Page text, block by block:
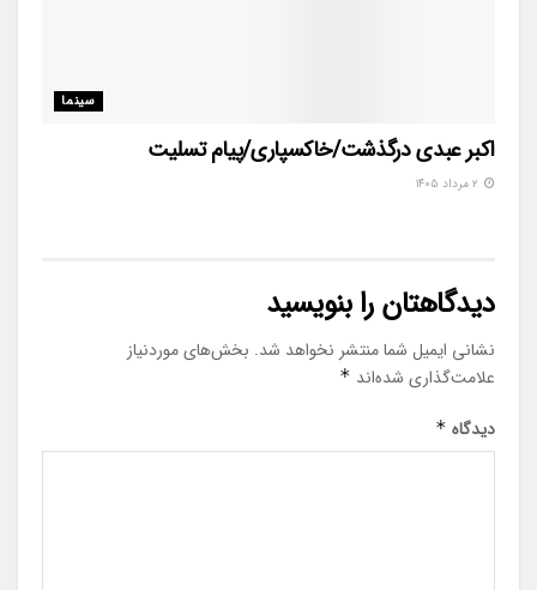
سینما
اکبر عبدی درگذشت/خاکسپاری/پیام تسلیت
دیدگاهتان را بنویسید
نشانی ایمیل شما منتشر نخواهد شد. بخش‌های موردنیاز
علامت‌گذاری شده‌اند *
دیدگاه *